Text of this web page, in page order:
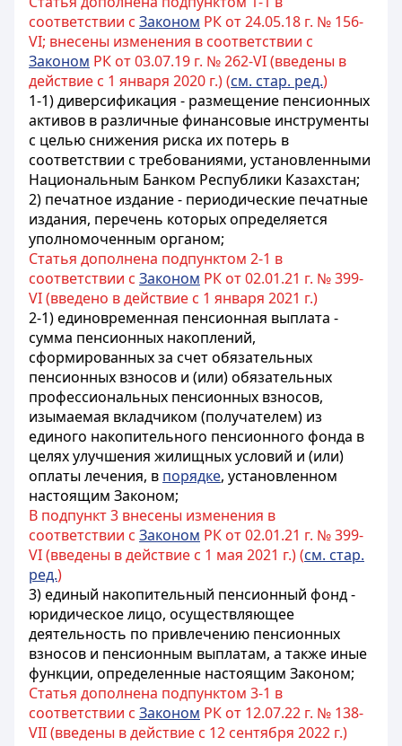
соответствии с Законом РК от 24.05.18 г. № 156-
VI; внесены изменения в соответствии с
Законом РК от 03.07.19 г. № 262-VI (введены в
действие с 1 января 2020 г.) (см. стар. ред.)
1-1) диверсификация - размещение пенсионных
активов в различные финансовые инструменты
с целью снижения риска их потерь в
соответствии с требованиями, установленными
Национальным Банком Республики Казахстан;
2) печатное издание - периодические печатные
издания, перечень которых определяется
уполномоченным органом;
Статья дополнена подпунктом 2-1 в
соответствии с Законом РК от 02.01.21 г. № 399-
VI (введено в действие с 1 января 2021 г.)
2-1) единовременная пенсионная выплата -
сумма пенсионных накоплений,
сформированных за счет обязательных
пенсионных взносов и (или) обязательных
профессиональных пенсионных взносов,
изымаемая вкладчиком (получателем) из
единого накопительного пенсионного фонда в
целях улучшения жилищных условий и (или)
оплаты лечения, в порядке, установленном
настоящим Законом;
В подпункт 3 внесены изменения в
соответствии с Законом РК от 02.01.21 г. № 399-
VI (введены в действие с 1 мая 2021 г.) (см. стар.
ред.)
3) единый накопительный пенсионный фонд -
юридическое лицо, осуществляющее
деятельность по привлечению пенсионных
взносов и пенсионным выплатам, а также иные
функции, определенные настоящим Законом;
Статья дополнена подпунктом 3-1 в
соответствии с Законом РК от 12.07.22 г. № 138-
VII (введены в действие с 12 сентября 2022 г.)